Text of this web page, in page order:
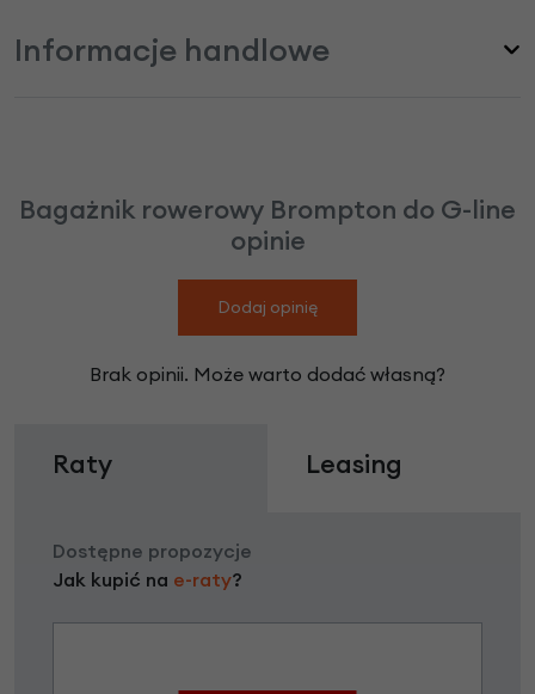
Informacje handlowe
Bagażnik rowerowy Brompton do G-line
opinie
Dodaj opinię
Brak opinii. Może warto dodać własną?
Raty Leasing
Dostępne propozycje
Jak kupić na e-raty?